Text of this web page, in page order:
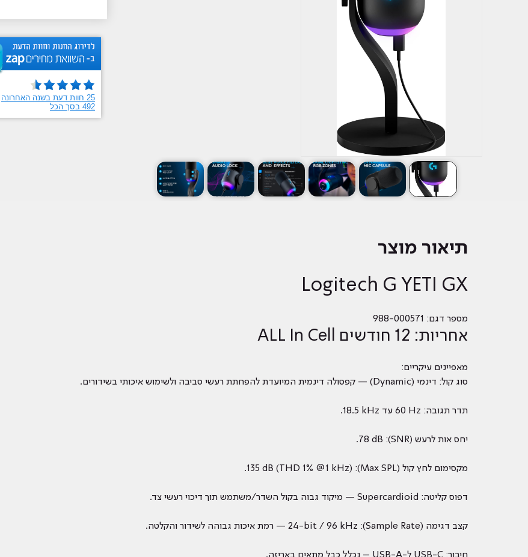
תיאור מוצר
Logitech G YETI GX
מספר דגם: 988-000571
אחריות: 12 חודשים ALL In Cell
מאפיינים עיקריים:
סוג קול: דינמי (Dynamic) — קפסולה דינמית המיועדת להפחתת רעשי סביבה ולשימוש איכותי בשידורים.
תדר תגובה: ‎60 Hz עד ‎18.5 kHz.
יחס אות לרעש (SNR): ‎78 dB.
מקסימום לחץ קול (Max SPL): ‎135 dB (THD 1% @1 kHz).
דפוס קליטה: Supercardioid — מיקוד גבוה בקול השדר/משתמש תוך דיכוי רעשי צד.
קצב דגימה (Sample Rate): ‎24-bit / ‎96 kHz — רמת איכות גבוהה לשידור והקלטה.